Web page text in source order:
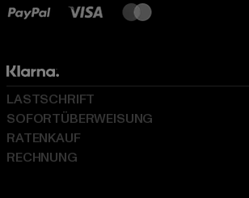
LASTSCHRIFT
SOFORTÜBERWEISUNG
RATENKAUF
RECHNUNG